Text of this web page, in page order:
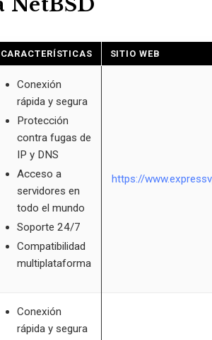
NetBSD
CARACTERÍSTICAS SITIO WEB
Conexión
rápida y segura
Protección
contra fugas de
IP y DNS
Acceso a
servidores en
todo el mundo
Soporte 24/7
Compatibilidad
multiplataforma
https://
Conexión
rápida y segura